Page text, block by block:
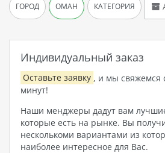
Индивидуальный заказ
Оставьте заявку , и мы свяжемся
минут!
Наши менджеры дадут вам
которые есть на рынке. Вы
несколькоми вариантами из
наиболее интересное для Вас.
ГОРОД ОМАН КАТЕГОРИЯ